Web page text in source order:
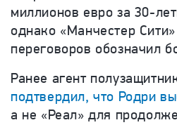
миллионов евро за 30-
однако «Манчестер
переговоров обозначил
Ранее агент
подтвердил, что Родри
а не «Реал» для